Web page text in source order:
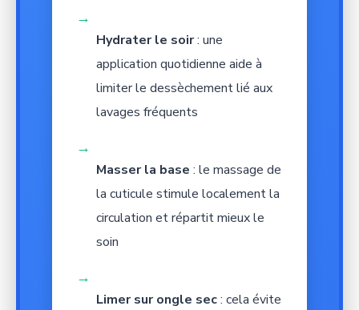
→
Hydrater le soir: une
application quotidienne aide à
limiter le dessèchement lié aux
lavages fréquents
→
Masser la base : le massage de
la cuticule stimule localement la
circulation et répartit mieux le
soin
→
Limer sur ongle sec: cela évite